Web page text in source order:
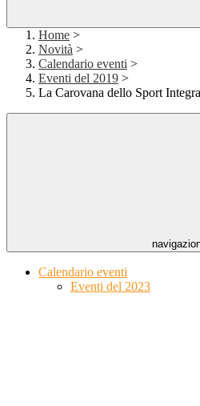
Home >
Novità >
Calendario eventi >
Eventi del 2019 >
La Carovana dello Sport
Calendario eventi
Eventi del 2023